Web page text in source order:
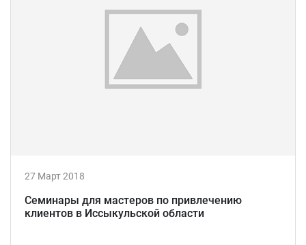
27 Март 2018
Семинары для мастеров по привлечению
клиентов в Иссыкульской области